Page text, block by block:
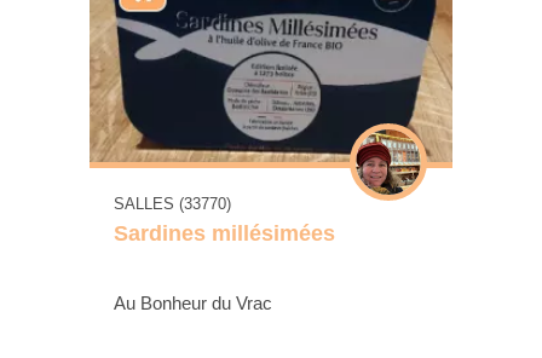
SALLES (33770)
Sardines millésimées
Au Bonheur du Vrac